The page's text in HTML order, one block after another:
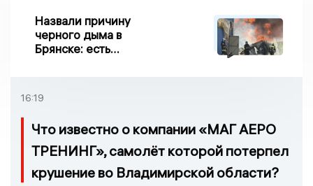
Назвали причину
черного дыма в
Брянске: есть
16:19
Что известно о компании «МАГ АЕРО
ТРЕНИНГ», самолёт которой потерпел
крушение во Владимирской области?